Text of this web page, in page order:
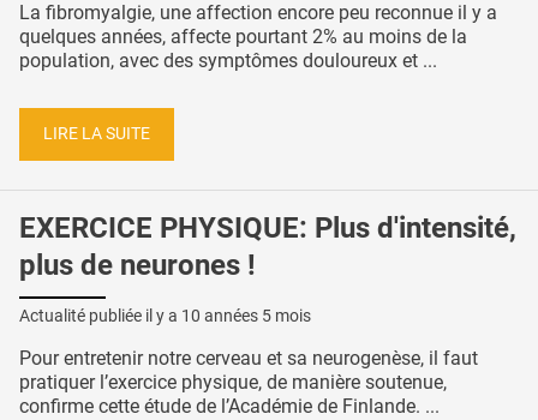
La fibromyalgie, une affection encore peu reconnue il y a
quelques années, affecte pourtant 2% au moins de la
population, avec des symptômes douloureux et ...
LIRE LA SUITE
EXERCICE PHYSIQUE: Plus d'intensité,
plus de neurones !
Actualité publiée il y a 10 années 5 mois
Pour entretenir notre cerveau et sa neurogenèse, il faut
pratiquer l’exercice physique, de manière soutenue,
confirme cette étude de l’Académie de Finlande. ...